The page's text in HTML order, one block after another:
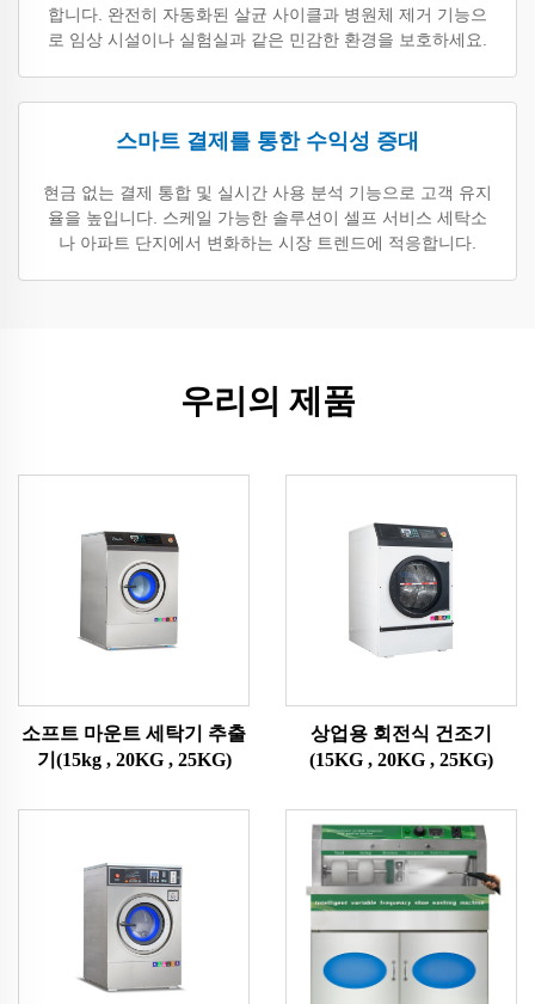
합니다. 완전히 자동화된 살균 사이클과 병원체 제거 기능으
로 임상 시설이나 실험실과 같은 민감한 환경을 보호하세요.
스마트 결제를 통한 수익성 증대
현금 없는 결제 통합 및 실시간 사용 분석 기능으로 고객 유지
율을 높입니다. 스케일 가능한 솔루션이 셀프 서비스 세탁소
나 아파트 단지에서 변화하는 시장 트렌드에 적응합니다.
우리의 제품
소프트 마운트 세탁기 추출
기(15kg , 20KG , 25KG)
상업용 회전식 건조기
(15KG , 20KG , 25KG)